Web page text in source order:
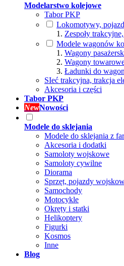
Modelarstwo kolejowe
Tabor PKP
Lokomotywy,
Zespoły
Modele wagonów
Wagony
Wagony
Ładunki do
SIeć trakcyjna, trakcja
Akcesoria i części
Tabor PKP
NewNowości
Modele do sklejania
Modele do sklejania z
Akcesoria i dodatki
Samoloty wojskowe
Samoloty cywilne
Diorama
Sprzęt, pojazdy
Samochody
Motocykle
Okręty i statki
Helikoptery
Figurki
Kosmos
Inne
Blog